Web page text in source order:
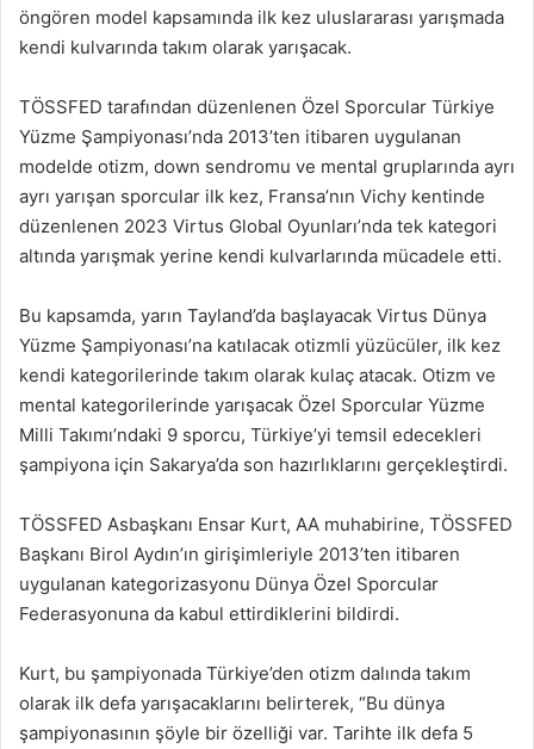
öngören model kapsamında ilk kez uluslararası yarışmada
kendi kulvarında takım olarak yarışacak.
TÖSSFED tarafından düzenlenen Özel Sporcular Türkiye
Yüzme Şampiyonası’nda 2013’ten itibaren uygulanan
modelde otizm, down sendromu ve mental gruplarında ayrı
ayrı yarışan sporcular ilk kez, Fransa’nın Vichy kentinde
düzenlenen 2023 Virtus Global Oyunları’nda tek kategori
altında yarışmak yerine kendi kulvarlarında mücadele etti.
Bu kapsamda, yarın Tayland’da başlayacak Virtus Dünya
Yüzme Şampiyonası’na katılacak otizmli yüzücüler, ilk kez
kendi kategorilerinde takım olarak kulaç atacak. Otizm ve
mental kategorilerinde yarışacak Özel Sporcular Yüzme
Milli Takımı’ndaki 9 sporcu, Türkiye’yi temsil edecekleri
şampiyona için Sakarya’da son hazırlıklarını gerçekleştirdi.
TÖSSFED Asbaşkanı Ensar Kurt, AA muhabirine, TÖSSFED
Başkanı Birol Aydın’ın girişimleriyle 2013’ten itibaren
uygulanan kategorizasyonu Dünya Özel Sporcular
Federasyonuna da kabul ettirdiklerini bildirdi.
Kurt, bu şampiyonada Türkiye’den otizm dalında takım
olarak ilk defa yarışacaklarını belirterek, “Bu dünya
şampiyonasının şöyle bir özelliği var. Tarihte ilk defa 5